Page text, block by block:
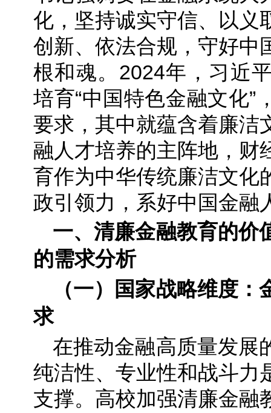
化，坚持诚实守信、以义
创新、依法合规，守好中
根和魂。2024年，习近
培育“中国特色金融文化”
要求，其中就蕴含着廉洁
融人才培养的主阵地，财
育作为中华传统廉洁文化
政引领力，系好中国金融
一、清廉金融教育的价
的需求分析
（一）国家战略维度
求
在推动金融高质量发展
纯洁性、专业性和战斗力
支撑。高校加强清廉金融